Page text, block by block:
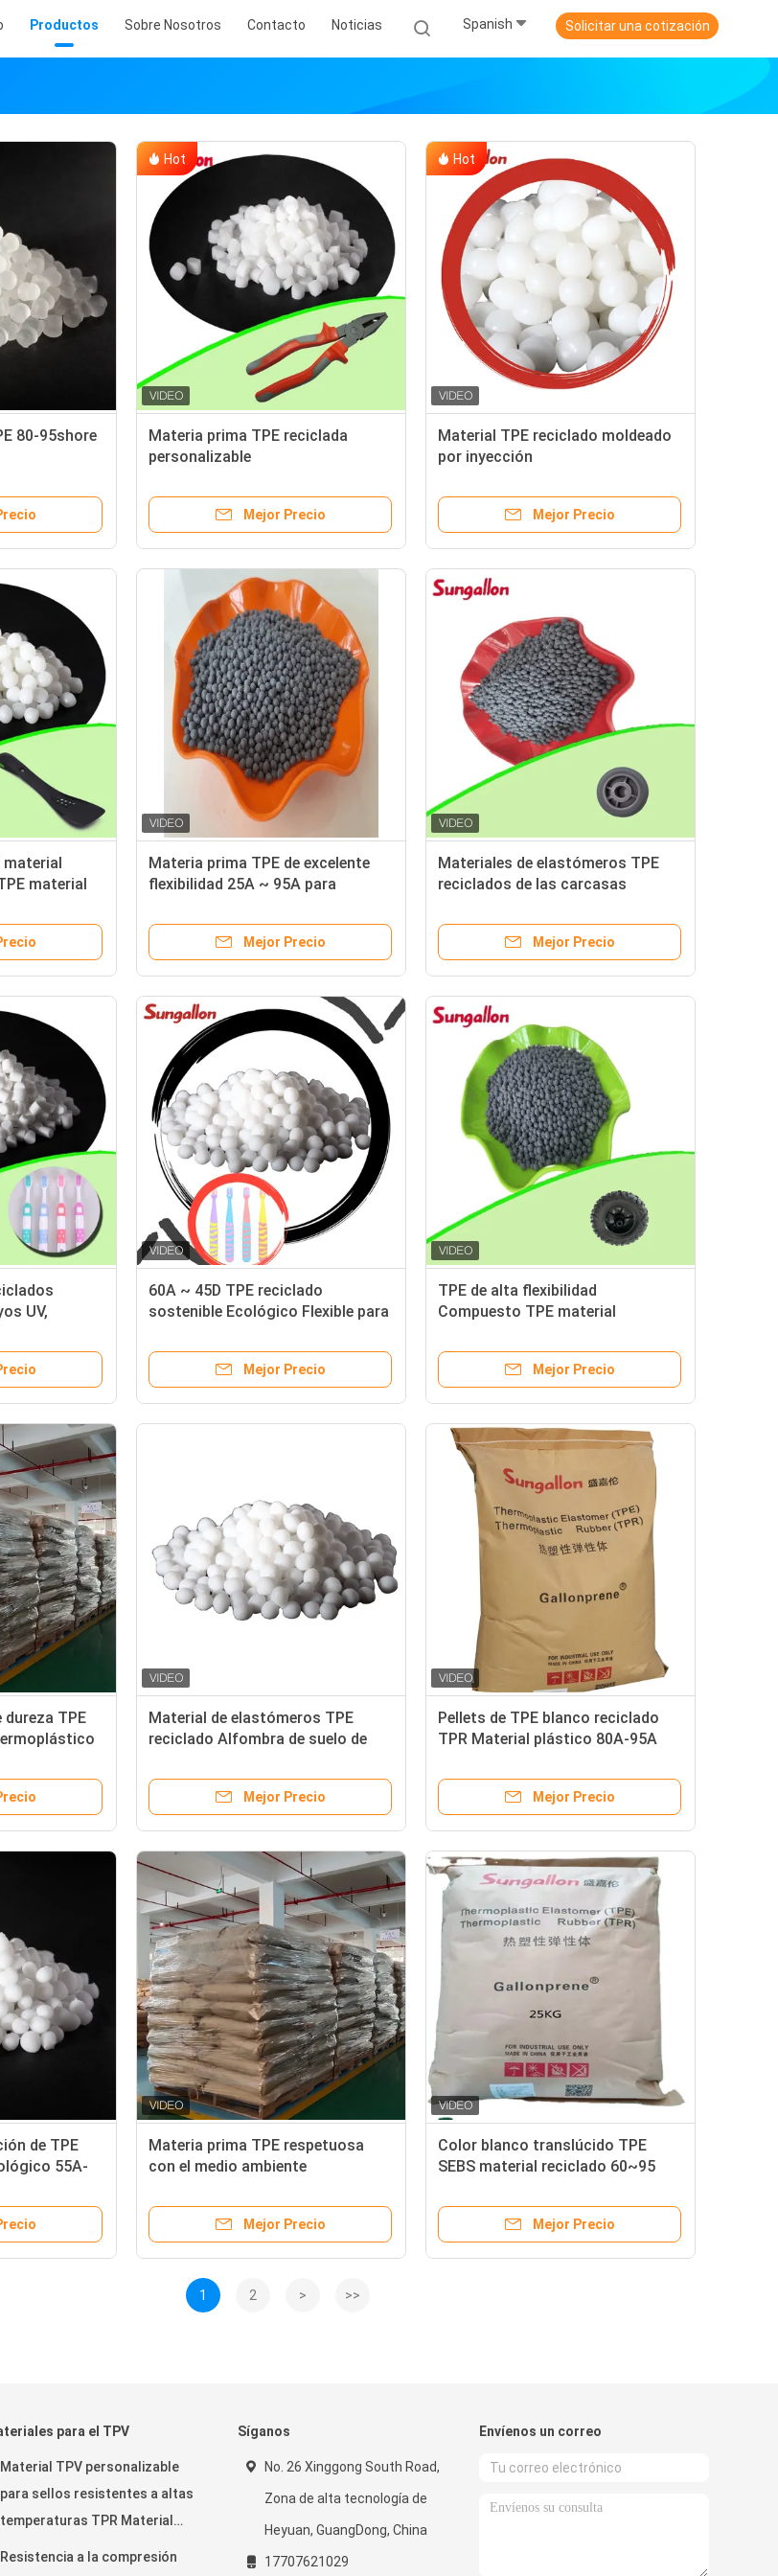
Productos Sobre Nosotros Contacto Noticias Spanish Solicitar una cotización
80-95shore
Hot
Materia prima TPE reciclada
personalizable
Mejor Precio
Hot
Material TPE reciclado moldeado
por inyección
Mejor Precio
material
material
Materia prima TPE de excelente
flexibilidad 25A ~ 95A para
Mejor Precio
Materiales de elastómeros TPE
reciclados de las carcasas
Opaco 60A~95A Dureza
Mejor Precio
UV,
de alta
60A ~ 45D TPE reciclado
sostenible Ecológico Flexible para
Mejor Precio
TPE de alta flexibilidad
Compuesto TPE material
rayos UV Pellet de colores
ecológicos
Mejor Precio
dureza TPE
Material de elastómeros TPE
reciclado Alfombra de suelo de
65A ~ 95A Dureza
Mejor Precio
Pellets de TPE blanco reciclado
TPR Material plástico 80A-95A
inyección / extrusión
Mejor Precio
de TPE
55A-
Materia prima TPE respetuosa
con el medio ambiente
SEBS/SEEPS de colores
Mejor Precio
Color blanco translúcido TPE
SEBS material reciclado 60~95
Mejor Precio
1 2 > >>
para el TPV
Material TPV personalizable
para sellos resistentes a altas
temperaturas TPR Material
Resistencia a la compresión
Síganos
No. 26 Xinggong South Road,
Zona de alta tecnología de
Heyuan, GuangDong, China
17707621029
Envíenos un correo